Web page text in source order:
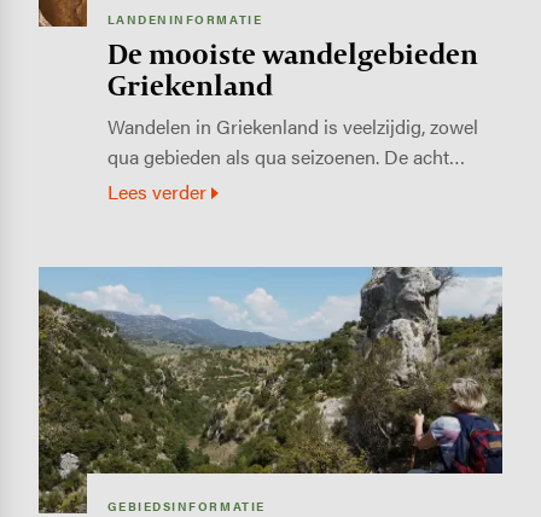
LANDENINFORMATIE
De mooiste wandelgebieden
Griekenland
Wandelen in Griekenland is veelzijdig, zowel
qua gebieden als qua seizoenen. De acht…
Lees verder
Image
GEBIEDSINFORMATIE